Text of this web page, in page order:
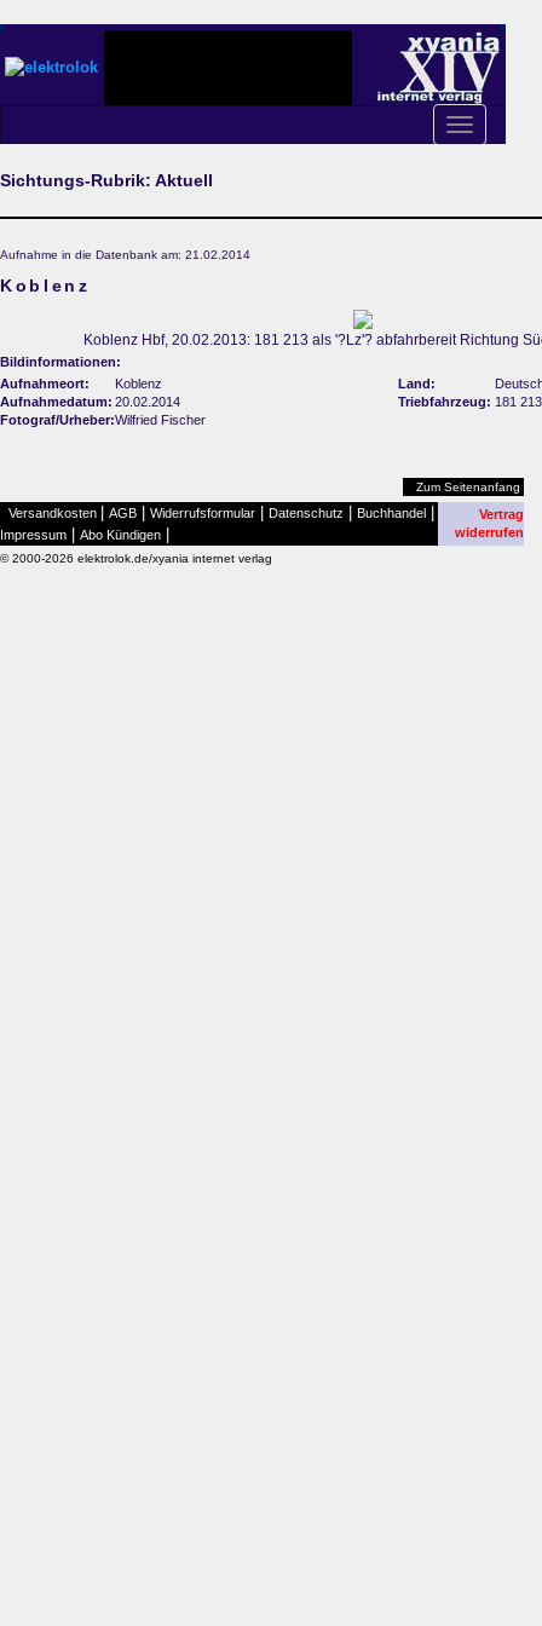
Toggle
navigation
Sichtungs-Rubrik: Aktuell
Aufnahme in die Datenbank am: 21.02.2014
Koblenz
Koblenz Hbf, 20.02.2013: 181 213 als '?Lz'? abfahrbereit Richtung
Bildinformationen:
Aufnahmeort:
Koblenz Land:
Aufnahmedatum: 20.02.2014 Triebfahrzeug: 181 213
Fotograf/Urheber:Wilfried Fischer
Zum Seitenanfang
Versandkosten AGB Widerrufsformular Datenschutz Buchhandel
Impressum Abo Kündigen
Vertrag
widerrufen
© 2000-2026 elektrolok.de/xyania internet verlag